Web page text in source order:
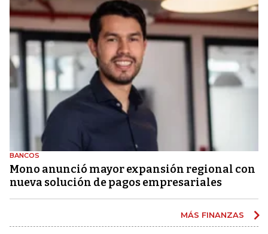
BANCOS
Mono anunció mayor expansión regional con
nueva solución de pagos empresariales
MÁS FINANZAS